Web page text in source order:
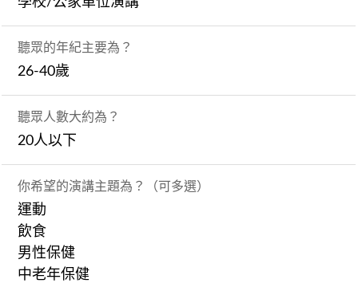
聽眾的年紀主要為？
26-40歲
聽眾人數大約為？
20人以下
你希望的演講主題為？（可多選）
運動
飲食
男性保健
中老年保健